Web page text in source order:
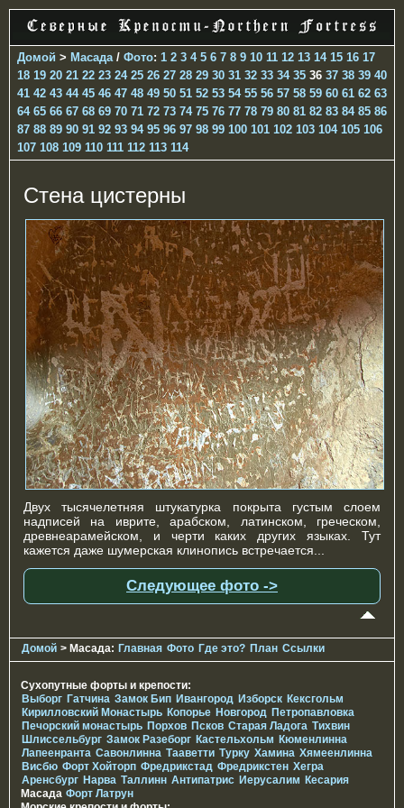
Домой > Масада / Фото: 1 2 3 4 5 6 7 8 9 10 11 12 13 14 15 16 17
18 19 20 21 22 23 24 25 26 27 28 29 30 31 32 33 34 35 36 37 38 39 40
41 42 43 44 45 46 47 48 49 50 51 52 53 54 55 56 57 58 59 60 61 62 63
64 65 66 67 68 69 70 71 72 73 74 75 76 77 78 79 80 81 82 83 84 85 86
87 88 89 90 91 92 93 94 95 96 97 98 99 100 101 102 103 104 105 106
107 108 109 110 111 112 113 114
Стена цистерны
Двух тысячелетняя штукатурка покрыта густым слоем
надписей на иврите, арабском, латинском, греческом,
древнеарамейском, и черти каких других языках. Тут
кажется даже шумерская клинопись встречается...
Следующее фото ->
Домой > Масада: Главная Фото Где это? План Ссылки
Сухопутные форты и крепости:
Выборг Гатчина Замок Бип Ивангород Изборск Кексгольм
Кирилловский Монастырь Копорье Новгород Петропавловка
Печорcкий монастырь Порхов Псков Старая Ладога Тихвин
Шлиссельбург Замок Разеборг Кастельхольм Кюменлинна
Лапеенранта Савонлинна Тааветти Турку Хамина Хямеенлинна
Висбю Форт Хойторп Фредрикстад Фредрикстен Хегра
Аренсбург Нарва Таллинн Антипатрис Иерусалим Кесария
Масада Форт Латрун